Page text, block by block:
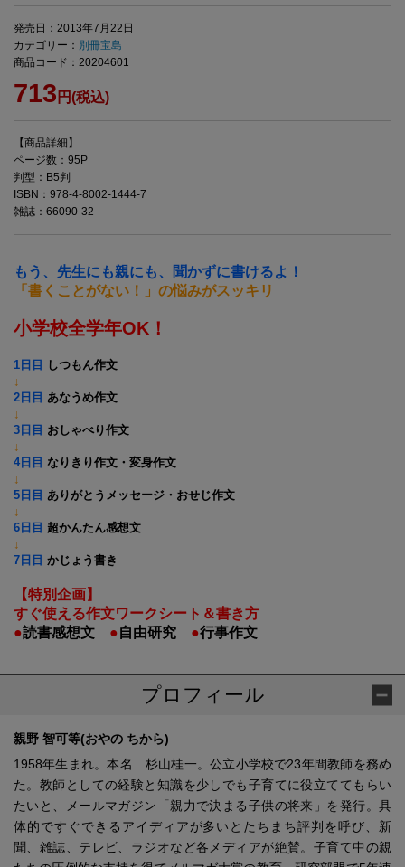
発売日：2013年7月22日
カテゴリー： 別冊宝島
商品コード：20204601
713 円(税込)
【商品詳細】
ページ数：95P
判型：B5判
ISBN：978-4-8002-1444-7
雑誌：66090-32
もう、先生にも親にも、聞かずに書けるよ！
「書くことがない！」の悩みがスッキリ
小学校全学年OK！
1日目
しつもん作文
↓
2日目 あなうめ作文
↓
3日目 おしゃべり作文
↓
4日目 なりきり作文・変身作文
↓
5日目 ありがとうメッセージ・おせじ作文
↓
6日目 超かんたん感想文
↓
7日目 かじょう書き
【特別企画】
すぐ使える作文ワークシート＆書き方
●読書感想文 ●自由研究 ●行事作文
プロフィール
親野 智可等(おやの ちから)
1958年生まれ。本名 杉山桂一。公立小学校で23年間教師を務め
た。教師としての経験と知識を少しでも子育てに役立ててもらい
たいと、メールマガジン「親力で決まる子供の将来」を発行。具
体的ですぐできるアイディアが多いとたちまち評判を呼び、新
聞、雑誌、テレビ、ラジオなど各メディアが絶賛。子育て中の親